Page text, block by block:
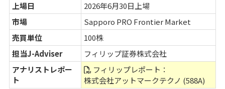
上場日
2026年6月30日上場
市場
Sapporo PRO Frontier Market
売買単位
100株
担当J-Adviser
フィリップ証券株式会社
アナリストレポー
ト
フィリップレポート：
株式会社アットマークテクノ (588A)